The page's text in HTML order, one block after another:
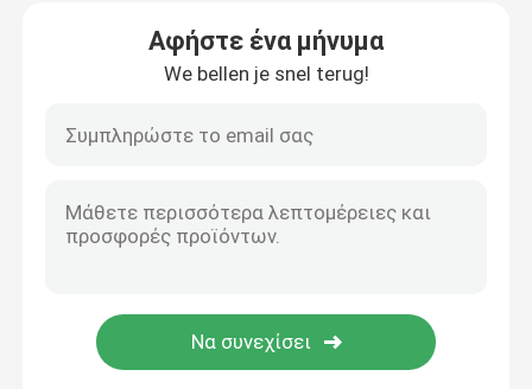
Τοποθετημένη σε κάψα γραμμή ελέγχου
Τοποθετημένο σε κάψα σωλήνωση καλώδιο
Υδραυλική σωλήνωση SS
σωλήνωση κραμάτων νικελίου
Αφήστε ένα μήνυμα
We bellen je snel terug!